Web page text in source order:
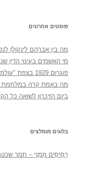
פוסטים אחרונים
מה בין אברהם לינקולן
מי האשמים בעינוי הדין
פוגרום 1929 בצפת "עולמנו חרב עלינו"
מה באמת קרה במלחמת
ביום הזיכרון לשואה כל
בלוגים מומלצים
רְסִיסִים מִמֶנִי – תמר